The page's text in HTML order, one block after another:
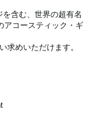
含む、世界の超有名
アコースティック・ギ
求めいただけます。